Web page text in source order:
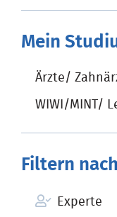
Mein
Ärzte/
WIWI/MINT/
Filtern nach
Experte